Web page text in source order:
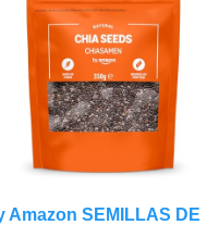
Amazon SEMILLAS DE